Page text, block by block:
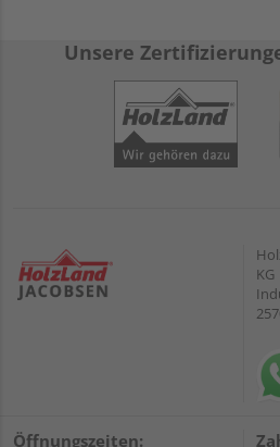
Unsere
KG
Öffnungszeiten: